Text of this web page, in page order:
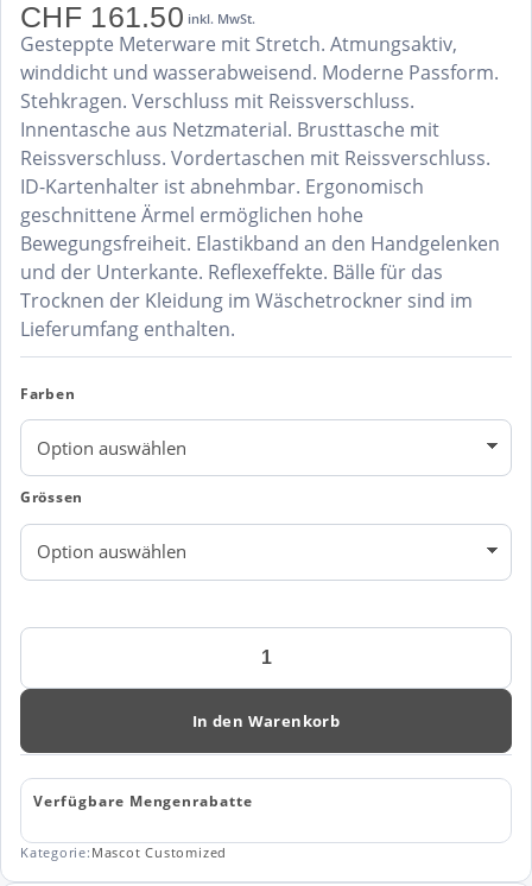
CHF161.50 inkl. MwSt.
Gesteppte Meterware mit Stretch. Atmungsaktiv,
winddicht und wasserabweisend. Moderne Passform.
Stehkragen. Verschluss mit Reissverschluss.
Innentasche aus Netzmaterial. Brusttasche mit
Reissverschluss. Vordertaschen mit Reissverschluss.
ID-Kartenhalter ist abnehmbar. Ergonomisch
geschnittene Ärmel ermöglichen hohe
Bewegungsfreiheit. Elastikband an den Handgelenken
und der Unterkante. Reflexeffekte. Bälle für das
Trocknen der Kleidung im Wäschetrockner sind im
Lieferumfang enthalten.
Farben
Grössen
Mascot
Jacke
617
In den Warenkorb
Verfügbare Mengenrabatte
Kategorie: Mascot Customized